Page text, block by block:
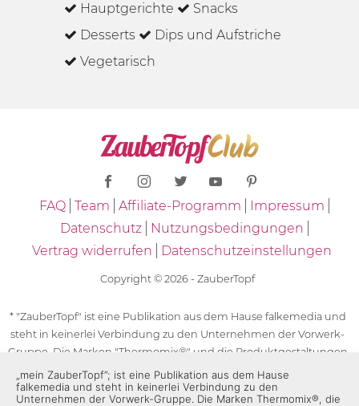
Hauptgerichte
Snacks
Desserts
Dips und Aufstriche
Vegetarisch
FAQ Team Affiliate-Programm
Impressum
Datenschutz
Nutzungsbedingungen
Vertrag widerrufen
Datenschutzeinstellungen
Copyright © 2026 - ZauberTopf
* "ZauberTopf" ist eine Publikation aus dem Hause falkemedia und
steht in keinerlei Verbindung zu den Unternehmen der Vorwerk-
Gruppe. Die Marken "Thermomix®" und die Produktgestaltungen
des "Thermomix®" sind eingetragene Marken der Unternehmen
der Vorwerk-Gruppe. Die Marken Thermomix®, die Zeichen TM5®,
„mein ZauberTopf”; ist eine Publikation aus dem Hause
falkemedia und steht in keinerlei Verbindung zu den
Unternehmen der Vorwerk-Gruppe. Die Marken Thermomix®, die